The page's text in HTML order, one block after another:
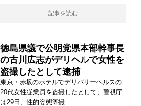
記事を読む
徳島県議で公明党県本部幹事長
の古川広志がデリヘルで女性を
盗撮したとして逮捕
東京・赤坂のホテルでデリバリーヘルスの
20代女性従業員を盗撮したとして、警視庁
は29日、性的姿態等撮